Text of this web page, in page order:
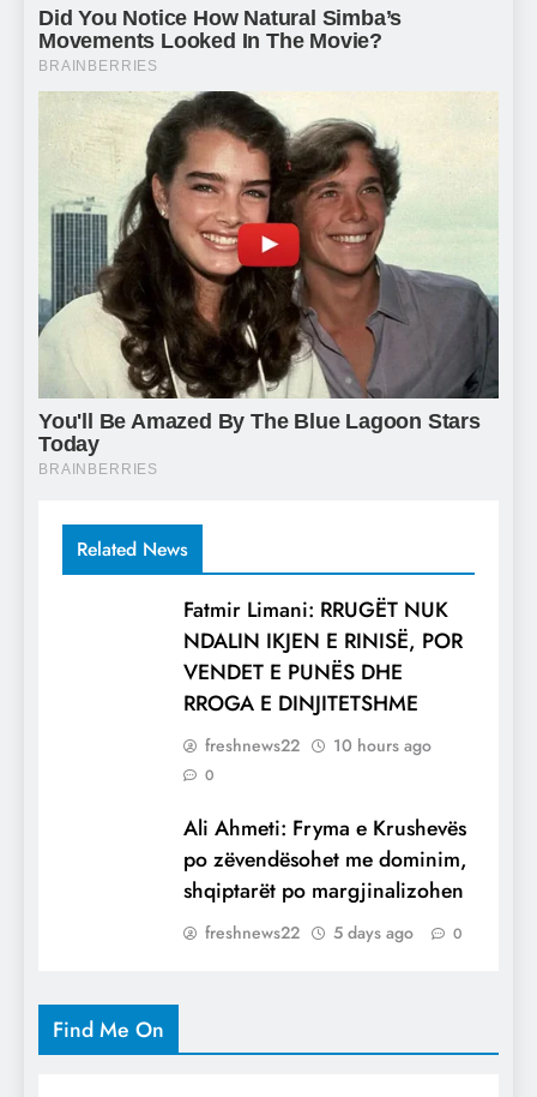
Related News
Fatmir Limani: RRUGËT NUK
NDALIN IKJEN E RINISË, POR
VENDET E PUNËS DHE
RROGA E DINJITETSHME
freshnews22 10 hours ago
0
Ali Ahmeti: Fryma e Krushevës
po zëvendësohet me dominim,
shqiptarët po margjinalizohen
freshnews22 5 days ago 0
Find Me On